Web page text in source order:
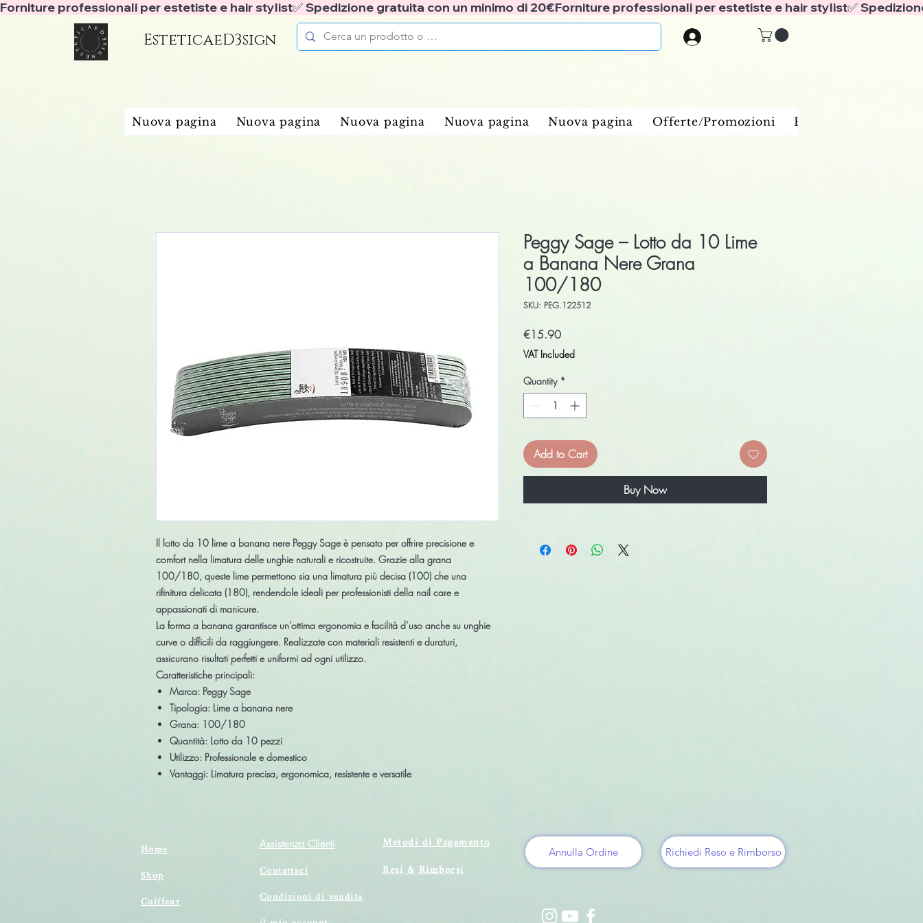
Forniture professionali per estetiste e hair stylist✅ Spedizione gratuita con un minimo di 20€
EsteticaeD3sign
Nuova pagina Nuova pagina Nuova pagina Nuova pagina Nuova pagina Offerte/Promozioni Benessere e spa
Il lotto da 10 lime a banana nere Peggy Sage è pensato per offrire precisione e
comfort nella limatura delle unghie naturali e ricostruite. Grazie alla grana
100/180, queste lime permettono sia una limatura più decisa (100) che una
rifinitura delicata (180), rendendole ideali per professionisti della nail care e
appassionati di manicure.
La forma a banana garantisce un’ottima ergonomia e facilità d’uso anche su unghie
curve o difficili da raggiungere. Realizzate con materiali resistenti e duraturi,
assicurano risultati perfetti e uniformi ad ogni utilizzo.
Caratteristiche principali:
Marca: Peggy Sage
Tipologia: Lime a banana nere
Grana: 100/180
Quantità: Lotto da 10 pezzi
Utilizzo: Professionale e domestico
Vantaggi: Limatura precisa, ergonomica, resistente e versatile
Peggy Sage – Lotto da 10 Lime
a Banana Nere Grana
100/180
SKU: PEG.122512
€15.90Price
VAT Included
Quantity *
Add to Cart
Buy Now
Home
Shop
Coiffeur
Assistenza Clienti
Contattaci
Condizioni di vendita
Metodi di Pagamento
Resi & Rimborsi
Annulla Ordine Richiedi Reso e Rimborso